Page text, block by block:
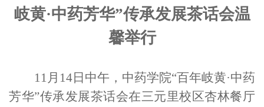
岐黄·中药芳华”传承发展茶话会温
馨举行
11月14日中午，中药学院“百年岐黄·中药
芳华”传承发展茶话会在三元里校区杏林餐厅